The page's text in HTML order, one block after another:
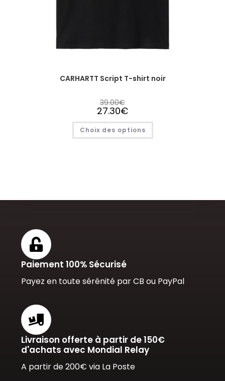
CARHARTT Script T-shirt noir
39.00€
27.30€
Choix des options
Paiement 100% Sécurisé
Payez en toute sérénité par CB ou PayPal
Livraison offerte à partir de 150€
d'achats avec Mondial Relay
A partir de 200€ via La Poste